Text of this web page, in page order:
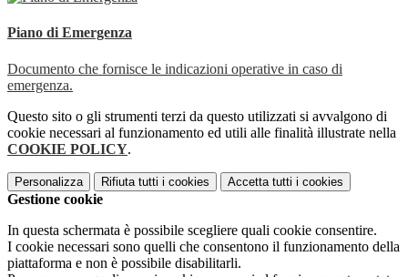
Piano di Emergenza
Documento che fornisce le indicazioni operative in caso di
emergenza.
Questo sito o gli strumenti terzi da questo utilizzati si avvalgono di
cookie necessari al funzionamento ed utili alle finalità illustrate nella
COOKIE POLICY.
Personalizza Rifiuta tutti i cookies Accetta tutti i cookies
Gestione cookie
In questa schermata è possibile scegliere quali cookie consentire.
I cookie necessari sono quelli che consentono il funzionamento della
piattaforma e non è possibile disabilitarli.